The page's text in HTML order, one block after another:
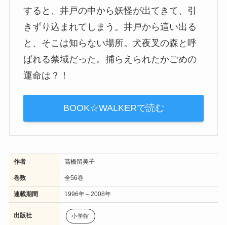
すると、井戸の中から妖怪が出てきて、引
きずり込まれてしまう。井戸から這い出る
と、そこは知らない場所。犬夜叉の森と呼
ばれる禁域だった。捕らえられたかごめの
運命は？！
BOOK☆WALKERで読む
作者 高橋留美子
巻数 全56巻
連載期間 1996年～2008年
出版社 小学館